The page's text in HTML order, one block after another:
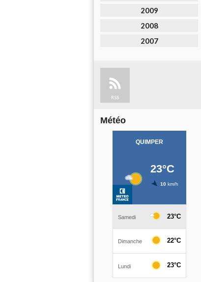
2009
2008
2007
RSS
Météo